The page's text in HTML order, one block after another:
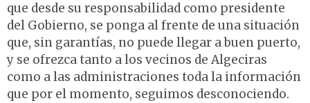
que desde su responsabilidad como presidente
del Gobierno, se ponga al frente de una situación
que, sin garantías, no puede llegar a buen puerto,
y se ofrezca tanto a los vecinos de Algeciras
como a las administraciones toda la información
que por el momento, seguimos desconociendo.